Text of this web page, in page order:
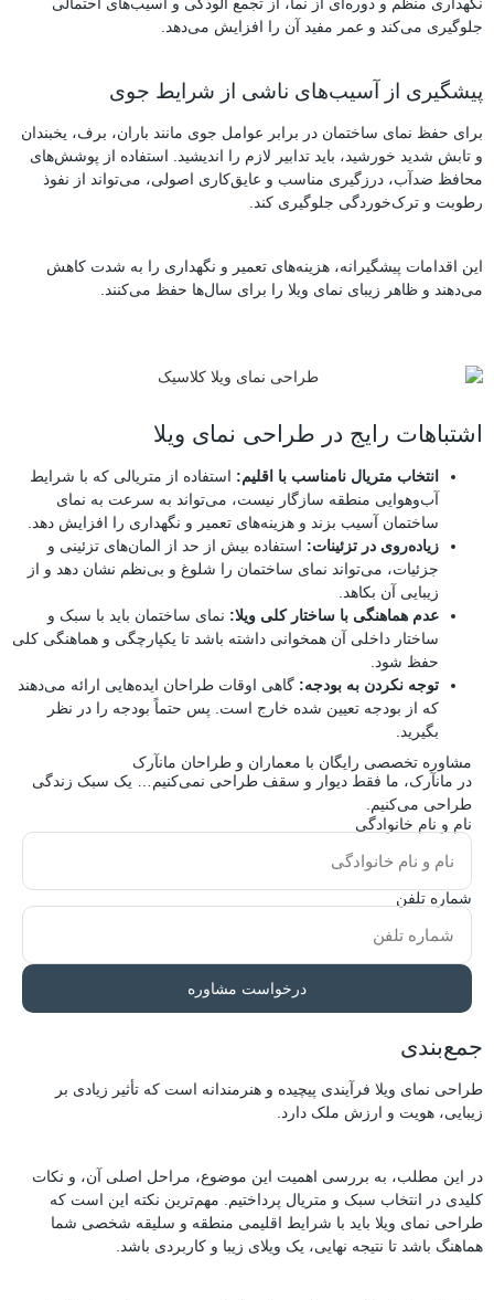
نگهداری منظم و دوره‌ای از نما، از تجمع آلودگی و آسیب‌های احتمالی
جلوگیری می‌کند و عمر مفید آن را افزایش می‌دهد.
پیشگیری از آسیب‌های ناشی از شرایط جوی
برای حفظ نمای ساختمان در برابر عوامل جوی مانند باران، برف، یخبندان
و تابش شدید خورشید، باید تدابیر لازم را اندیشید. استفاده از پوشش‌های
محافظ ضدآب، درزگیری مناسب و عایق‌کاری اصولی، می‌تواند از نفوذ
رطوبت و ترک‌خوردگی جلوگیری کند.
این اقدامات پیشگیرانه، هزینه‌های تعمیر و نگهداری را به شدت کاهش
می‌دهند و ظاهر زیبای نمای ویلا را برای سال‌ها حفظ می‌کنند.
اشتباهات رایج در طراحی نمای ویلا
انتخاب متریال نامناسب با اقلیم:استفاده از متریالی که با شرایط
آب‌وهوایی منطقه سازگار نیست، می‌تواند به سرعت به نمای
ساختمان آسیب بزند و هزینه‌های تعمیر و نگهداری را افزایش دهد.
زیاده‌روی در تزئینات:استفاده بیش از حد از المان‌های تزئینی و
جزئیات، می‌تواند نمای ساختمان را شلوغ و بی‌نظم نشان دهد و از
زیبایی آن بکاهد.
عدم هماهنگی با ساختار کلی ویلا:نمای ساختمان باید با سبک و
ساختار داخلی آن همخوانی داشته باشد تا یکپارچگی و هماهنگی کلی
حفظ شود.
توجه نکردن به بودجه:گاهی اوقات طراحان ایده‌هایی ارائه می‌دهند
که از بودجه تعیین شده خارج است. پس حتماً بودجه را در نظر
بگیرید.
مشاوره تخصصی رایگان با معماران و طراحان مانآرک
در مانآرک، ما فقط دیوار و سقف طراحی نمی‌کنیم… یک سبک زندگی
طراحی می‌کنیم.
نام و نام خانوادگی
شماره تلفن
درخواست مشاوره
جمع‌بندی
طراحی نمای ویلا فرآیندی پیچیده و هنرمندانه است که تأثیر زیادی بر
زیبایی، هویت و ارزش ملک دارد.
در این مطلب، به بررسی اهمیت این موضوع، مراحل اصلی آن، و نکات
کلیدی در انتخاب سبک و متریال پرداختیم. مهم‌ترین نکته این است که
طراحی نمای ویلا باید با شرایط اقلیمی منطقه و سلیقه شخصی شما
هماهنگ باشد تا نتیجه نهایی، یک ویلای زیبا و کاربردی باشد.